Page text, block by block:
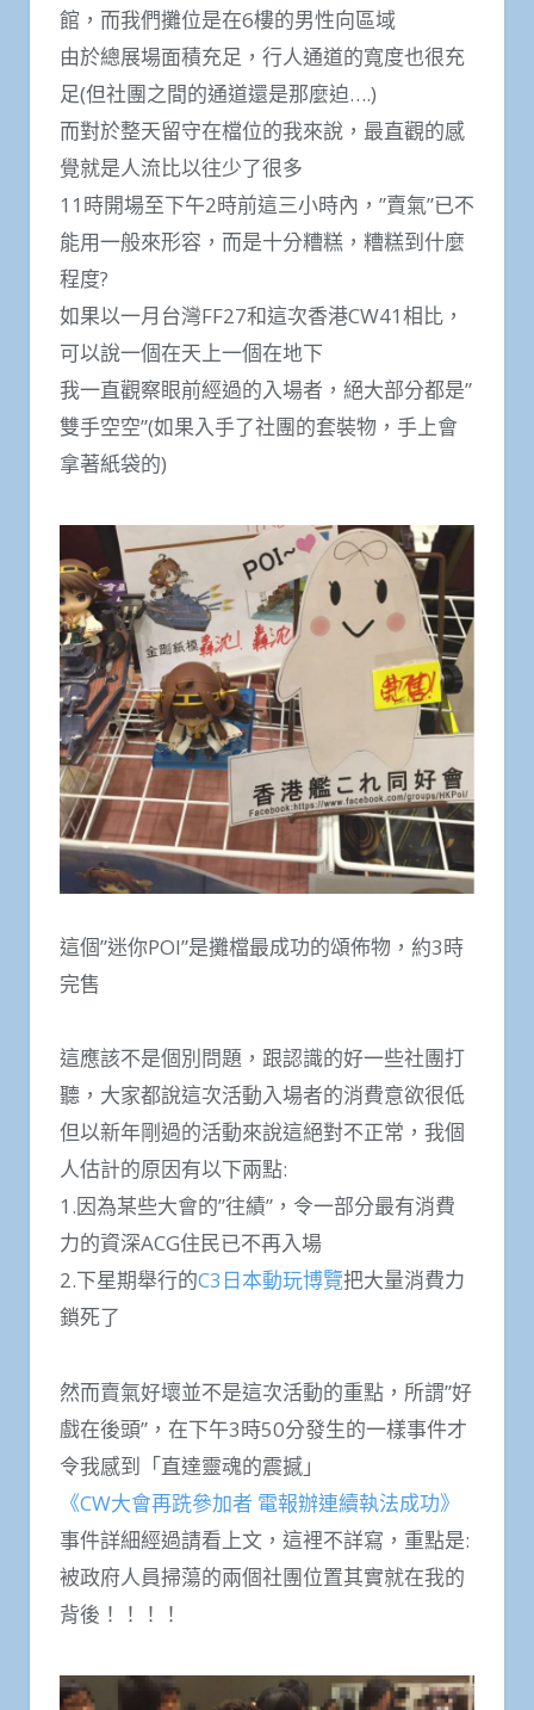
館，而我們攤位是在6樓的男性向區域
由於總展場面積充足，行人通道的寬度也很充
足(但社團之間的通道還是那麼迫….)
而對於整天留守在檔位的我來說，最直觀的感
覺就是人流比以往少了很多
11時開場至下午2時前這三小時內，”賣氣”已不
能用一般來形容，而是十分糟糕，糟糕到什麼
程度?
如果以一月台灣FF27和這次香港CW41相比，
可以說一個在天上一個在地下
我一直觀察眼前經過的入場者，絕大部分都是”
雙手空空”(如果入手了社團的套裝物，手上會
拿著紙袋的)
這個”迷你POI”是攤檔最成功的頌佈物，約3時
完售
這應該不是個別問題，跟認識的好一些社團打
聽，大家都說這次活動入場者的消費意欲很低
但以新年剛過的活動來說這絕對不正常，我個
人估計的原因有以下兩點:
1.因為某些大會的”往績”，令一部分最有消費
力的資深ACG住民已不再入場
2.下星期舉行的C3日本動玩博覽把大量消費力
鎖死了
然而賣氣好壞並不是這次活動的重點，所謂”好
戲在後頭”，在下午3時50分發生的一樣事件才
令我感到「直達靈魂的震撼」
《CW大會再跣參加者 電報辦連續執法成功》
事件詳細經過請看上文，這裡不詳寫，重點是:
被政府人員掃蕩的兩個社團位置其實就在我的
背後！！！！